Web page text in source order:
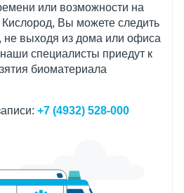
или возможности на
Вы можете следить
не выходя из дома или офиса
специалисты приедут к
биоматериала
+7 (4932) 528-000